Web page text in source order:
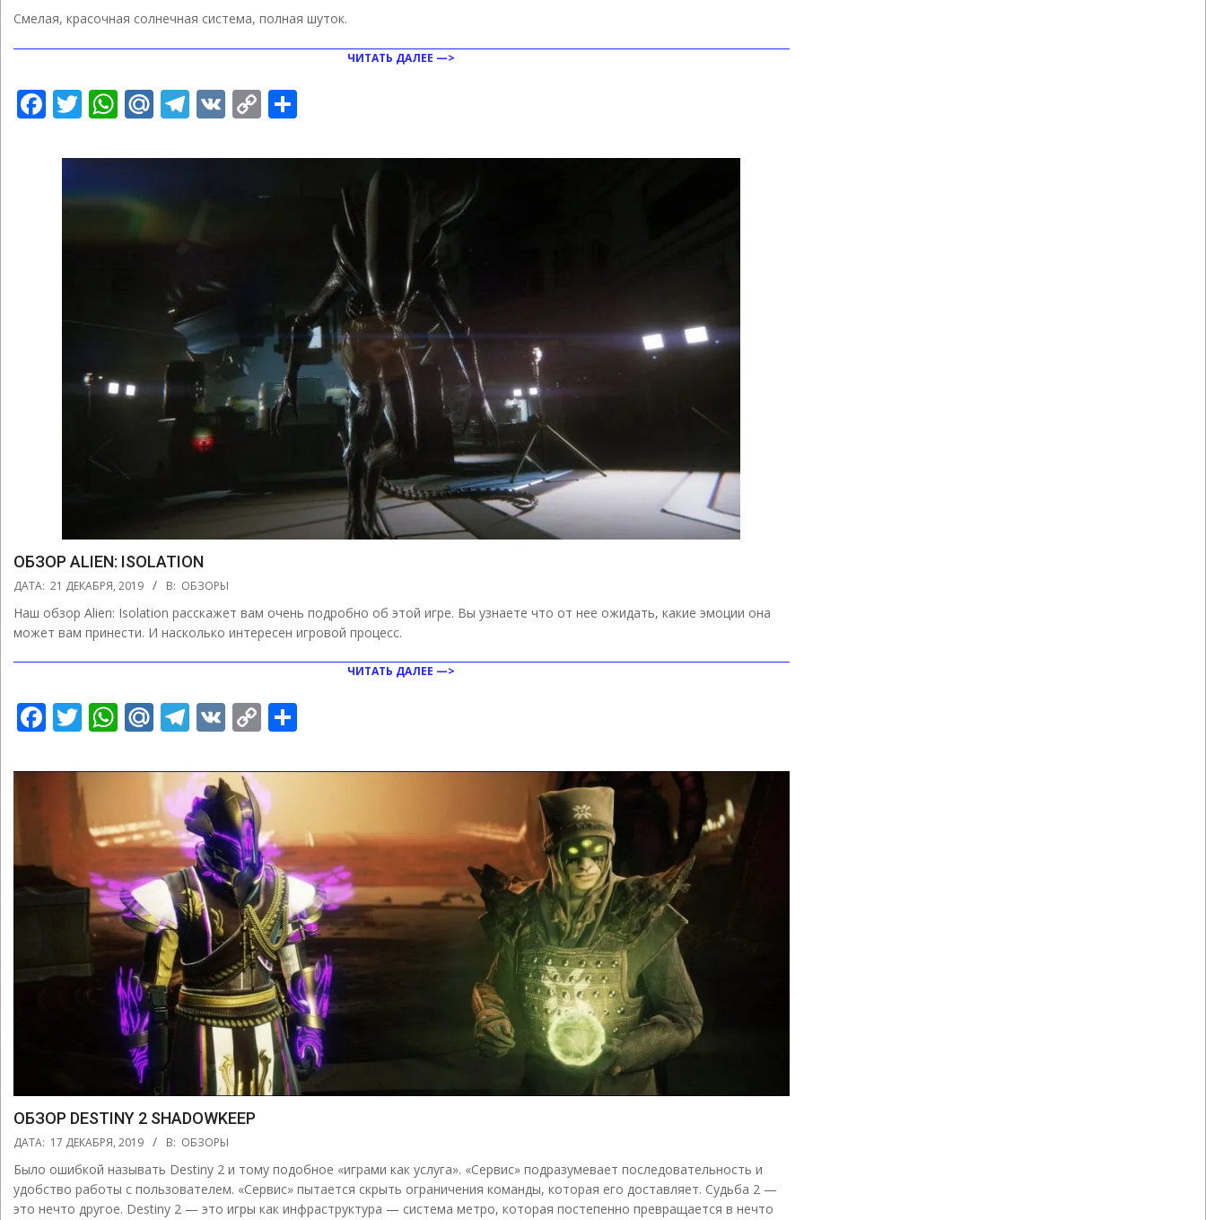
21
Смелая, красочная солнечная система, полная шуток.
ЧИТАТЬ ДАЛЕЕ —>
Facebook
Twitter
WhatsApp
Mail.Ru
Telegram
VK Copy
ОБЗОР ALIEN: ISOLATION
2019-
21
ДАТА: 21 ДЕКАБРЯ, 2019 В: ОБЗОРЫ
Наш обзор Alien: Isolation расскажет вам очень подробно об этой игре. Вы узнаете что от нее ожидать, какие эмоции она
может вам принести. И насколько интересен игровой процесс.
ЧИТАТЬ ДАЛЕЕ —>
Facebook
Twitter
WhatsApp
Mail.Ru
Telegram
VK Copy
ОБЗОР DESTINY 2 SHADOWKEEP
2019-
17
ДАТА: 17 ДЕКАБРЯ, 2019 В: ОБЗОРЫ
Было ошибкой называть Destiny 2 и тому подобное «играми как услуга». «Сервис» подразумевает последовательность и
удобство работы с пользователем. «Сервис» пытается скрыть ограничения команды, которая его доставляет. Судьба 2 —
это нечто другое. Destiny 2 — это игры как инфраструктура — система метро, ​​которая постепенно превращается в нечто